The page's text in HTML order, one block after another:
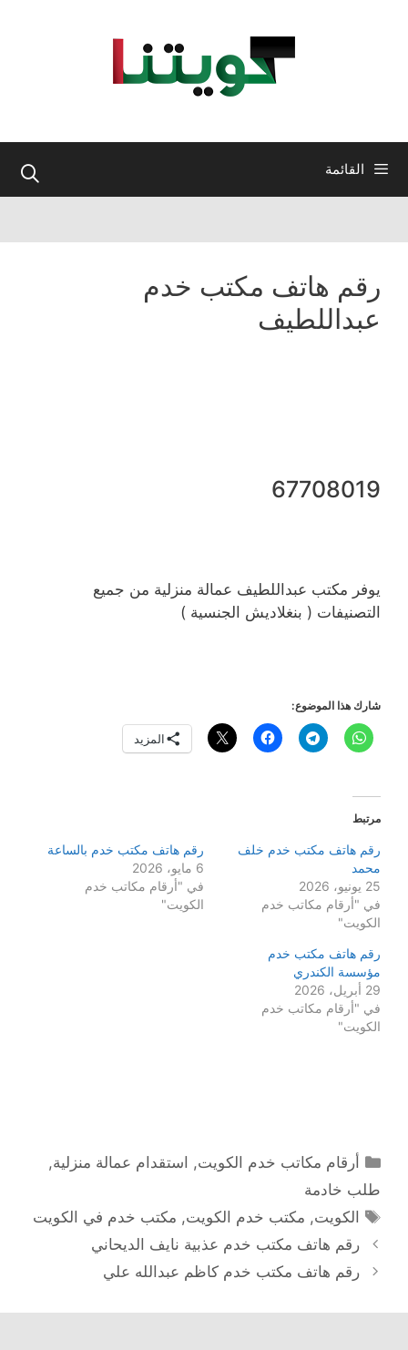
القائمة
رقم هاتف مكتب خدم
عبداللطيف
67708019
يوفر مكتب عبداللطيف عمالة منزلية من جميع
التصنيفات ( بنغلاديش الجنسية )
شارك هذا الموضوع:
المزيد
مرتبط
رقم هاتف مكتب خدم خلف
محمد
25 يونيو، 2026
في "أرقام مكاتب خدم
الكويت"
رقم هاتف مكتب خدم بالساعة
6 مايو، 2026
في "أرقام مكاتب خدم
الكويت"
رقم هاتف مكتب خدم
مؤسسة الكندري
29 أبريل، 2026
في "أرقام مكاتب خدم
الكويت"
التصنيفات
أرقام مكاتب خدم الكويت, استقدام عمالة منزلية,
طلب خادمة
الوسوم
الكويت, مكتب خدم الكويت, مكتب خدم في الكويت
رقم هاتف مكتب خدم عذبية نايف الديحاني
رقم هاتف مكتب خدم كاظم عبدالله علي